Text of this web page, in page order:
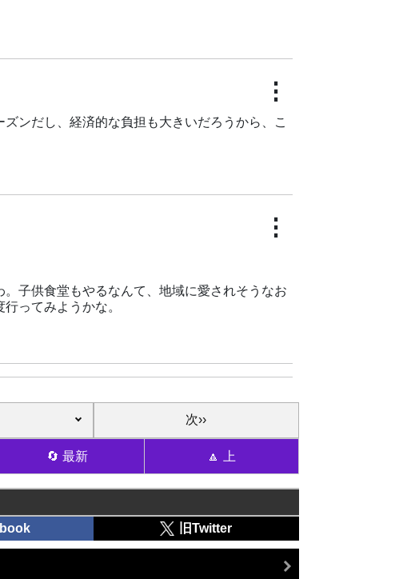
⋮
ンだし、経済的な負担も大きいだろうから、こ
⋮
子供食堂もやるなんて、地域に愛されそうなお
ってみようかな。
次››
🔄 最新 🔼 上
旧Twitter